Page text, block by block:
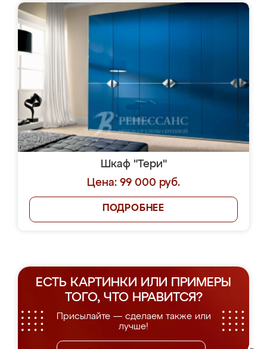
Шкаф "Тери"
Цена: 99 000 руб.
ПОДРОБНЕЕ
ЕСТЬ КАРТИНКИ ИЛИ ПРИМЕРЫ
ТОГО, ЧТО НРАВИТСЯ?
Присылайте — сделаем также или
лучше!